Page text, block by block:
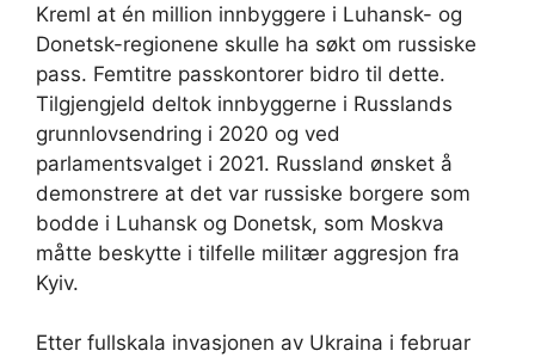
Kreml at én million innbyggere i Luhansk- og
Donetsk-regionene skulle ha søkt om russiske
pass. Femtitre passkontorer bidro til dette.
Tilgjengjeld deltok innbyggerne i Russlands
grunnlovsendring i 2020 og ved
parlamentsvalget i 2021. Russland ønsket å
demonstrere at det var russiske borgere som
bodde i Luhansk og Donetsk, som Moskva
måtte beskytte i tilfelle militær aggresjon fra
Kyiv.
Etter fullskala invasjonen av Ukraina i februar